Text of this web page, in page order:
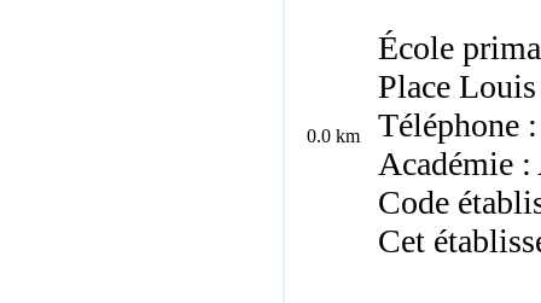
0.0 km
École
Place
Téléphone
Académie
Code
Cet